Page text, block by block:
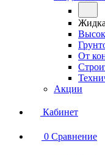
От
Акции
Кабинет
0 Сравнение